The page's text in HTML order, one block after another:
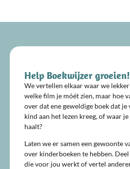
Help Boekwijzer groeien!
We vertellen elkaar waar we
welke film je móét zien, maar hoe
over dat ene geweldige boek dat
kind aan het lezen kreeg, of waar
haalt?
Laten we er samen een gewoonte
over kinderboeken te hebben.
die voor jou werkt of vertel